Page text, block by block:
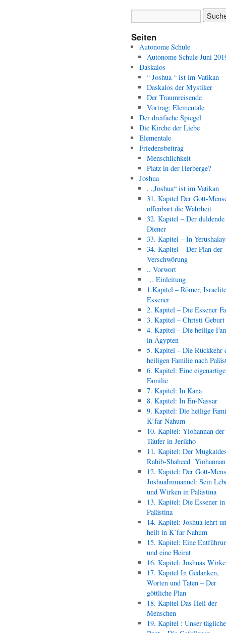
Seiten
Autonome Schule
Autonome Schule Juni
Daskalos
“ Joshua “ ist im Vatikan
Daskalos der Mystiker
Der Traumreisende
Vortrag: Elementale
Der dreifache Spiegel
Die Kirche der Liebe
Elementale
Friedensbeitrag
Menschlichkeit
Platz in der Herberge?
Joshua
. „Joshua“ ist im Vatikan
31. Kapitel Der Gott-
offenbart die Wahrheit
32. Kapitel – Der duldende
Diener
33. Kapitel – In
34. Kapitel – Der Plan der
Verschwörung
.. Vorwort
… Einleitung
1.Kapitel – Römer,
Essener
2. Kapitel – Die Essener
3. Kapitel – Christi Geburt
4. Kapitel – Die heilige
in Ägypten
5. Kapitel – Die Rückkehr
heiligen Familie nach
6. Kapitel: Eine eigenartige
Familie
7. Kapitel: In Kana
8. Kapitel: In En-Nassar
9. Kapitel: Die heilige
K’far Nahum
10. Kapitel: Yiohannan der
Täufer in Jerikho
11. Kapitel: Der
Rahib-Shaheed
12. Kapitel: Der Gott-
JoshuaImmanuel: Sein
und Wirken in Palästina
13. Kapitel: Die Essener in
Palästina
14. Kapitel: Joshua lehrt
heilt in K’far Nahum
15. Kapitel: Eine
und eine Heirat
16. Kapitel: Joshuas
17. Kapitel In Gedanken,
Worten und Taten – Der
göttliche Plan
18. Kapitel Das Heil der
Menschen
19. Kapitel : Unser